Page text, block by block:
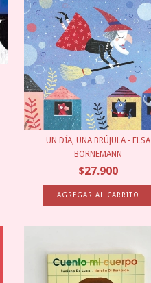
UN DÍA, UNA BRÚJULA - ELSA
BORNEMANN
$27.900